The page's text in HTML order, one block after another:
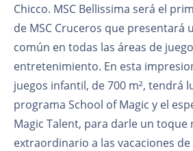
Chicco. MSC Bellissima será el
de MSC Cruceros que presentará
común en todas las áreas de
entretenimiento. En esta
juegos infantil, de 700 m², tendrá
programa School of Magic y el
Magic Talent, para darle un toque
extraordinario a las vacaciones